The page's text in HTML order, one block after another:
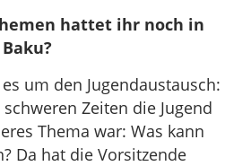
hattet ihr noch in
um den Jugendaustausch:
Zeiten die Jugend
Thema war: Was kann
Da hat die Vorsitzende